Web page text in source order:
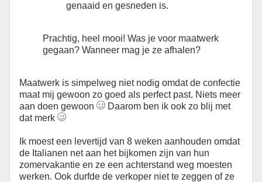
genaaid en gesneden is.
Prachtig, heel mooi! Was je voor maatwerk
gegaan? Wanneer mag je ze afhalen?
Maatwerk is simpelweg niet nodig omdat de confectie
maat mij gewoon zo goed als perfect past. Niets meer
aan doen gewoon
Daarom ben ik ook zo blij met
dat merk
Ik moest een levertijd van 8 weken aanhouden omdat
de Italianen net aan het bijkomen zijn van hun
zomervakantie en ze een achterstand weg moesten
werken. Ook durfde de verkoper niet te zeggen of ze